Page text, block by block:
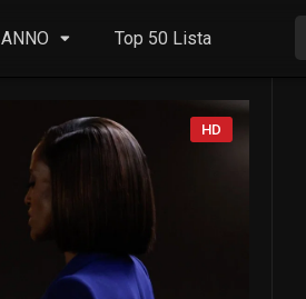
ANNO Top 50 Lista
HD